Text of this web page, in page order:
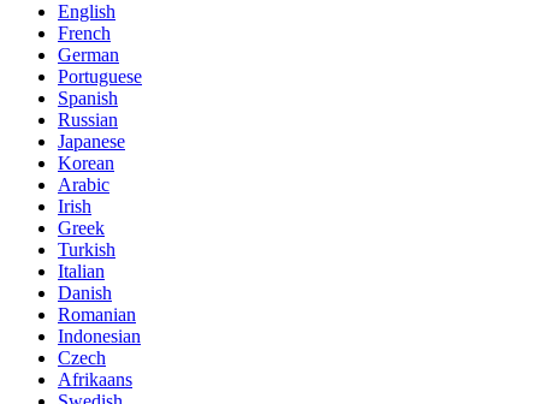
English
French
German
Portuguese
Spanish
Russian
Japanese
Korean
Arabic
Irish
Greek
Turkish
Italian
Danish
Romanian
Indonesian
Czech
Afrikaans